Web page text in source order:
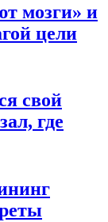
мозги» и
цели
свой
где